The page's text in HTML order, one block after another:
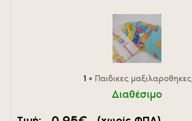
1 × Παιδικες μαξιλαροθηκες
Διαθέσιμο